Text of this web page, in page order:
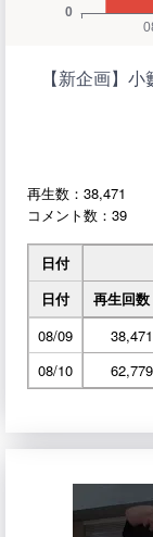
【新企画】
再生数：38,471
コメント数：39
日付
日付
再生回数
08/09
38,471
08/10
62,779